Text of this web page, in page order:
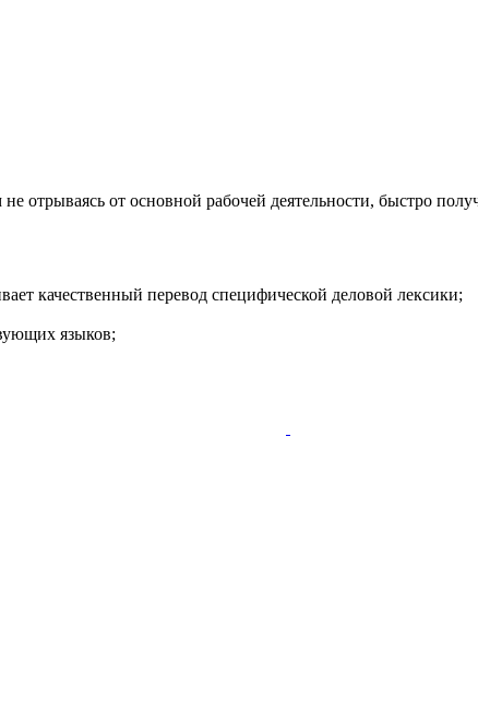
отрываясь от основной рабочей деятельности, быстро
качественный перевод специфической деловой лексики;
языков;